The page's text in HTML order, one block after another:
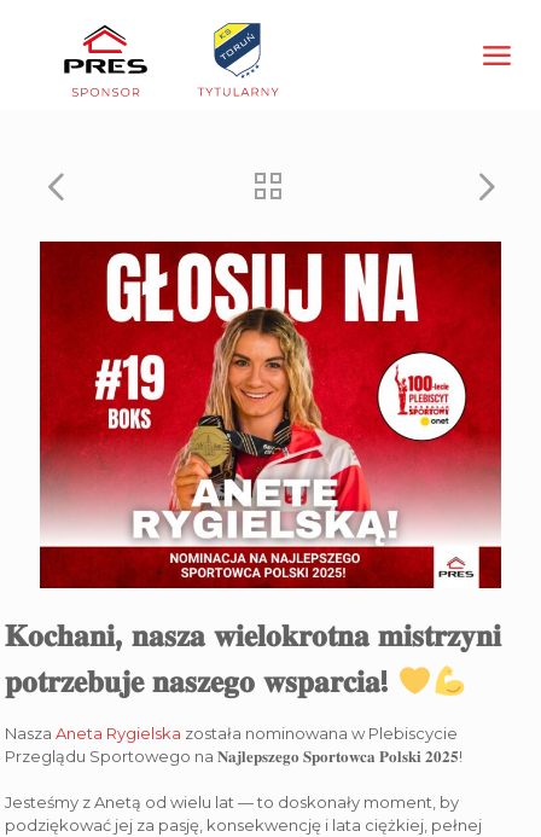
𝐊𝐨𝐜𝐡𝐚𝐧𝐢, 𝐧𝐚𝐬𝐳𝐚 𝐰𝐢𝐞𝐥𝐨𝐤𝐫𝐨𝐭𝐧𝐚 𝐦𝐢𝐬𝐭𝐫𝐳𝐲𝐧𝐢
𝐩𝐨𝐭𝐫𝐳𝐞𝐛𝐮𝐣𝐞 𝐧𝐚𝐬𝐳𝐞𝐠𝐨 𝐰𝐬𝐩𝐚𝐫𝐜𝐢𝐚!
NaszaAneta Rygielska została nominowana w Plebiscycie
Przeglądu Sportowego na 𝐍𝐚𝐣𝐥𝐞𝐩𝐬𝐳𝐞𝐠𝐨 𝐒𝐩𝐨𝐫𝐭𝐨𝐰𝐜𝐚 𝐏𝐨𝐥𝐬𝐤𝐢 𝟐𝟎𝟐𝟓!
Jesteśmy z Anetą od wielu lat — to doskonały moment, by
podziękować jej za pasję, konsekwencję i lata ciężkiej, pełnej